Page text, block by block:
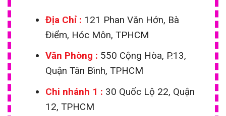
Địa Chỉ : 121 Phan Văn Hớn, Bà
Điểm, Hóc Môn, TPHCM
Văn Phòng : 550 Cộng Hòa, P.13,
Quận Tân Bình, TPHCM
Chi nhánh 1 : 30 Quốc Lộ 22, Quận
12, TPHCM